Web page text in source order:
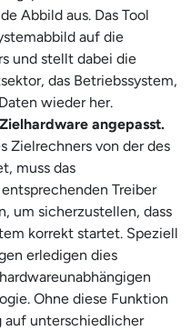
Abbild aus. Das Tool
auf die
und stellt dabei die
das Betriebssystem,
wieder her.
angepasst.
Zielrechners von der des
muss das
Treiber
um sicherzustellen, dass
korrekt startet. Speziell
erledigen dies
Ohne diese Funktion
auf unterschiedlicher